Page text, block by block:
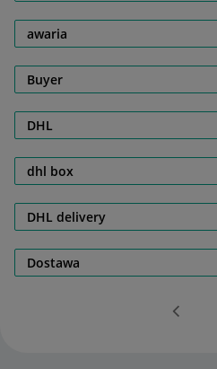
awaria
Buyer
DHL
dhl box
DHL delivery
Dostawa